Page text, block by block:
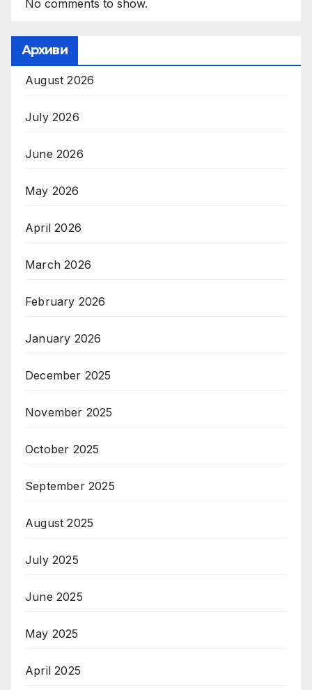
No comments to show.
Архиви
August 2026
July 2026
June 2026
May 2026
April 2026
March 2026
February 2026
January 2026
December 2025
November 2025
October 2025
September 2025
August 2025
July 2025
June 2025
May 2025
April 2025